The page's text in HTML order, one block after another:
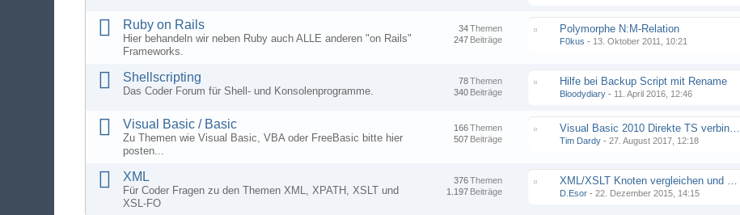
Ruby on Rails
Hier behandeln wir neben Ruby auch ALLE anderen "on Rails"
Frameworks.
Themen
34
Beiträge
247
Polymorphe N:M-Relation
F0kus - 13. Oktober 2011, 10:21
Shellscripting
Das Coder Forum für Shell- und Konsolenprogramme.
Themen
78
Beiträge
340
Hilfe bei Backup Script mit Rename
Bloodydiary - 11. April 2016, 12:46
Visual Basic / Basic
Zu Themen wie Visual Basic, VBA oder FreeBasic bitte hier
posten...
Themen
166
Beiträge
507
Visual Basic 2010 Direkte TS verbindung herstellen
Tim Dardy -27. August 2017, 12:18
XML
Für Coder Fragen zu den Themen XML, XPATH, XSLT und
XSL-FO
Themen
376
Beiträge
1.197
XML/XSLT Knoten vergleichen und den Wert eines anderen Knoten ausgeben
D.Esor -22. Dezember 2015, 14:15